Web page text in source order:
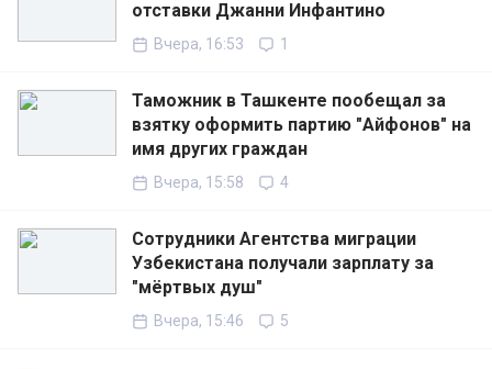
отставки Джанни Инфантино
Вчера, 16:53 1
Таможник в Ташкенте пообещал за
взятку оформить партию "Айфонов" на
имя других граждан
Вчера, 15:58 4
Сотрудники Агентства миграции
Узбекистана получали зарплату за
"мёртвых душ"
Вчера, 15:46 5